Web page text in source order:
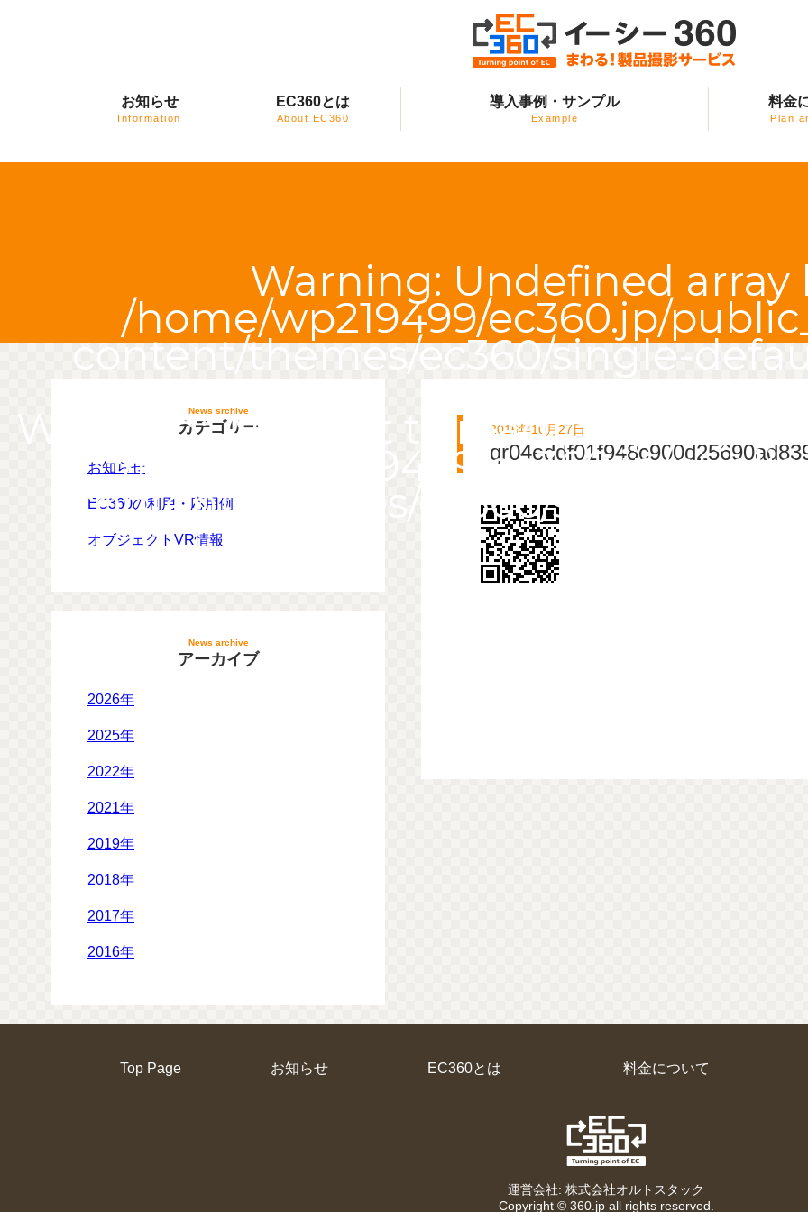
EC360（イーシー・サ
ンロクマル）
お知らせ
Information
EC360とは
About EC360
導入事例・サンプル
Example
料金
Plan
Warning: Undefined array
/home/wp219499/ec360.jp/
content/themes/ec360/single-
Warning: Attempt to read property
/home/wp219499/ec360.jp/
content/themes/ec360/single-
2016年10月27日
News srchive
カテゴリー
お知らせ
EC360の利用・応用例
オブジェクトVR情報
News archive
アーカイブ
2026年
2025年
2022年
2021年
2019年
2018年
2017年
2016年
Top Page お知らせ EC360とは 料金について
運営会社: 株式会社オルトスタック
Copyright © 360.jpall rights reserved.